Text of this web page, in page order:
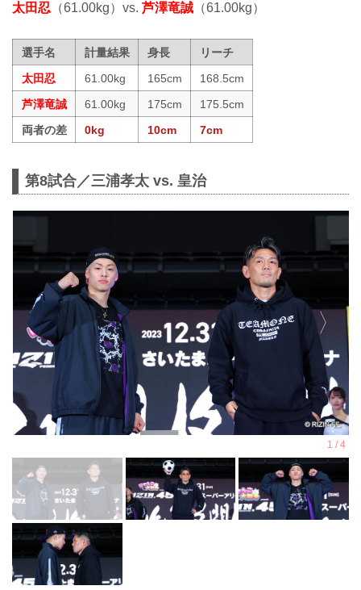
太田忍 （61.00kg）vs. 芦澤竜誠 （61.00kg）
選手名 計量結果 身長
リーチ
太田忍
61.00kg 165cm
168.5cm
芦澤竜誠
61.00kg 175cm
175.5cm
両者の差
0kg 10cm 7cm
第8試合／三浦孝太 vs. 皇治